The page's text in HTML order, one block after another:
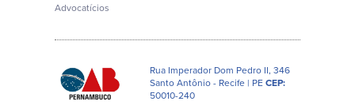
Advocatícios
Rua Imperador Dom Pedro II, 346
Santo Antônio - Recife | PECEP:
50010-240